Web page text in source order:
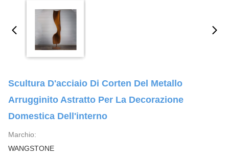
Scultura D'acciaio Di Corten Del Metallo
Arrugginito Astratto Per La Decorazione
Domestica Dell'interno
Marchio:
WANGSTONE